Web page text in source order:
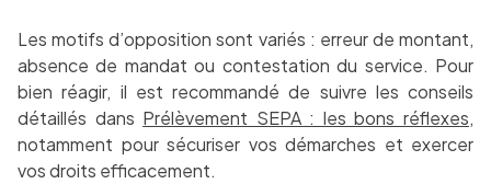
Les motifs d’opposition sont variés : erreur de montant,
absence de mandat ou contestation du service. Pour
bien réagir, il est recommandé de suivre les conseils
détaillés dans Prélèvement SEPA : les bons réflexes,
notamment pour sécuriser vos démarches et exercer
vos droits efficacement.